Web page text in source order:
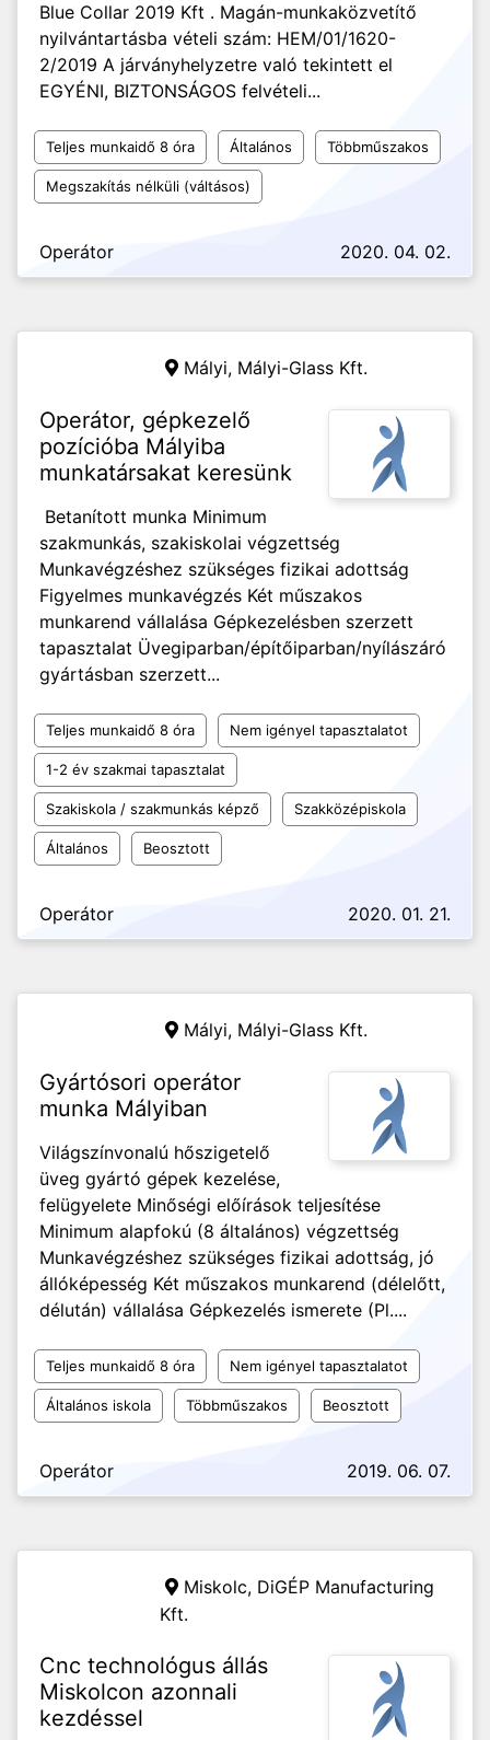
Blue Collar 2019 Kft . Magán-munkaközvetítő
nyilvántartásba vételi szám: HEM/01/1620-
2/2019 A járványhelyzetre való tekintett el
EGYÉNI, BIZTONSÁGOS felvételi...
Teljes munkaidő 8 óra Általános Többműszakos
Megszakítás nélküli (váltásos)
Operátor 2020. 04. 02.
Mályi, Mályi-Glass Kft.
Operátor, gépkezelő
pozícióba Mályiba
munkatársakat keresünk
Betanított munka Minimum
szakmunkás, szakiskolai végzettség
Munkavégzéshez szükséges fizikai adottság
Figyelmes munkavégzés Két műszakos
munkarend vállalása Gépkezelésben szerzett
tapasztalat Üvegiparban/építőiparban/nyílászáró
gyártásban szerzett...
Teljes munkaidő 8 óra Nem igényel tapasztalatot
1-2 év szakmai tapasztalat
Szakiskola / szakmunkás képző Szakközépiskola
Általános Beosztott
Operátor 2020. 01. 21.
Mályi, Mályi-Glass Kft.
Gyártósori operátor
munka Mályiban
Világszínvonalú hőszigetelő
üveg gyártó gépek kezelése,
felügyelete Minőségi előírások teljesítése
Minimum alapfokú (8 általános) végzettség
Munkavégzéshez szükséges fizikai adottság, jó
állóképesség Két műszakos munkarend (délelőtt,
délután) vállalása Gépkezelés ismerete (Pl....
Teljes munkaidő 8 óra Nem igényel tapasztalatot
Általános iskola Többműszakos Beosztott
Operátor 2019. 06. 07.
Miskolc, DiGÉP Manufacturing
Kft.
Cnc technológus állás
Miskolcon azonnali
kezdéssel